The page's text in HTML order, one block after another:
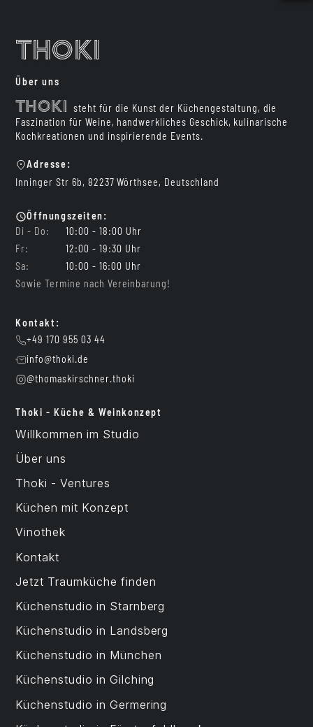
Thoki
Über uns
Thoki
steht für die Kunst der Küchengestaltung, die
Faszination für Weine, handwerkliches Geschick, kulinarische
Kochkreationen und inspirierende Events.
Adresse:
Inninger Str 6b, 82237 Wörthsee, Deutschland
Öffnungszeiten:
Di - Do:
10:00 - 18:00 Uhr
Fr:
12:00 - 19:30 Uhr
Sa:
10:00 - 16:00 Uhr
Sowie Termine nach Vereinbarung!
Kontakt:
+49 170 955 03 44
info@thoki.de
@thomaskirschner.thoki
Thoki - Küche & Weinkonzept
Willkommen im Studio
Über uns
Thoki - Ventures
Küchen mit Konzept
Vinothek
Kontakt
Jetzt Traumküche finden
Küchenstudio in Starnberg
Küchenstudio in Landsberg
Küchenstudio in München
Küchenstudio in Gilching
Küchenstudio in Germering